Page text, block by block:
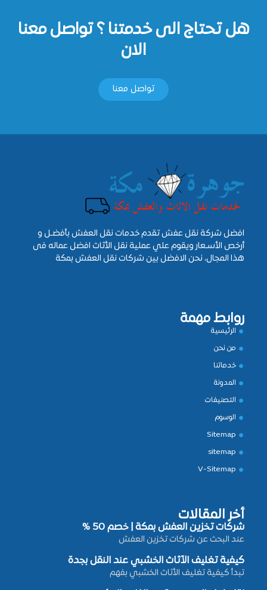
هل تحتاج الى خدمتنا ؟ تواصل معنا
الان
تواصل معنا
افضل شركة نقل عفش تقدم خدمات نقل العفش بأفضـل و
أرخص الأسـعار ويقوم علي عملية نقل الأثاث افضل عماله فى
هذا المجال، نحن الافضل بين شركات نقل العفش بمكة
روابط مهمة
الرئيسية
من نحن
خدماتنا
المدونة
التصنيفات
الوسوم
Sitemap
sitemap
V-Sitemap
أخر المقالات
شركات تخزين العفش بمكة | خصم 50 %
عند البحث عن شركات تخزين العفش
كيفية تغليف الأثاث الخشبي عند النقل بجدة
تبدأ كيفية تغليف الأثاث الخشبي بفهم